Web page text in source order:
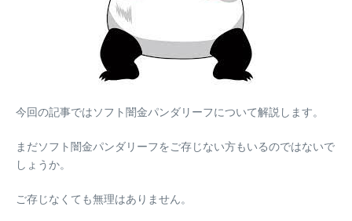
今回の記事ではソフト闇金パンダリーフについて解説します。
まだソフト闇金パンダリーフをご存じない方もいるのではないで
しょうか。
ご存じなくても無理はありません。